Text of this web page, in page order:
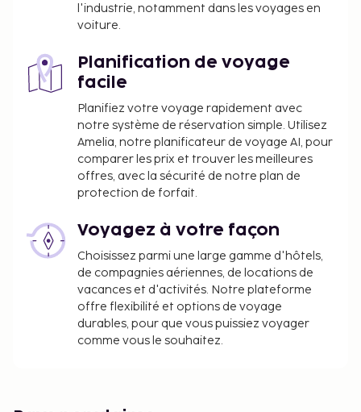
l'industrie, notamment dans les voyages en
voiture.
Planification de voyage
facile
Planifiez votre voyage rapidement avec
notre système de réservation simple. Utilisez
Amelia, notre planificateur de voyage AI, pour
comparer les prix et trouver les meilleures
offres, avec la sécurité de notre plan de
protection de forfait.
Voyagez à votre façon
Choisissez parmi une large gamme d'hôtels,
de compagnies aériennes, de locations de
vacances et d'activités. Notre plateforme
offre flexibilité et options de voyage
durables, pour que vous puissiez voyager
comme vous le souhaitez.